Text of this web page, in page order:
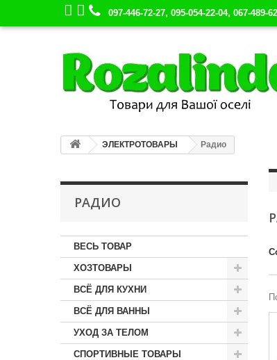
097-446-72-27, 095-054-22-04, 067-489-
ЭЛЕКТРОТОВАРЫ Радио
РАДИО
ВЕСЬ ТОВАР
ХОЗТОВАРЫ
ВСЁ ДЛЯ КУХНИ
ВСЁ ДЛЯ ВАННЫ
УХОД ЗА ТЕЛОМ
СПОРТИВНЫЕ ТОВАРЫ